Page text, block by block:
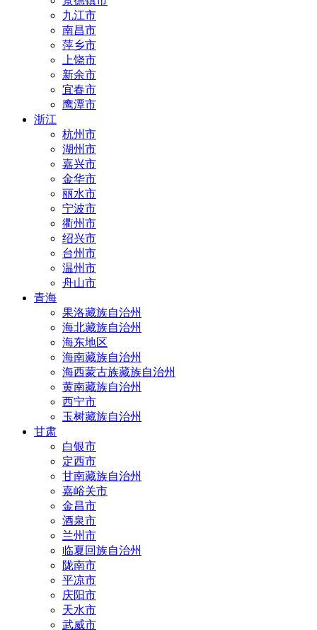
九江市
南昌市
萍乡市
上饶市
新余市
宜春市
鹰潭市
浙江
杭州市
湖州市
嘉兴市
金华市
丽水市
宁波市
衢州市
绍兴市
台州市
温州市
舟山市
青海
果洛藏族自治州
海北藏族自治州
海东地区
海南藏族自治州
海西蒙古族藏族自治州
黄南藏族自治州
西宁市
玉树藏族自治州
甘肃
白银市
定西市
甘南藏族自治州
嘉峪关市
金昌市
酒泉市
兰州市
临夏回族自治州
陇南市
平凉市
庆阳市
天水市
武威市